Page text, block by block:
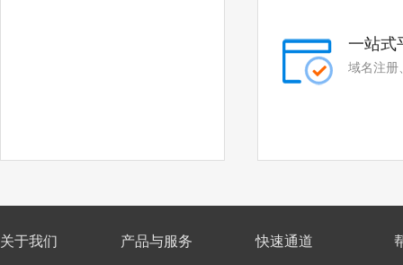
一站式
域名注册
关于我们 产品与服务 快速通道